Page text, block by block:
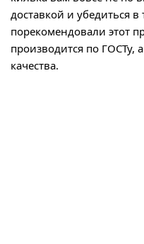
доставкой и убедиться
порекомендовали этот
производится по ГОСТу,
качества.